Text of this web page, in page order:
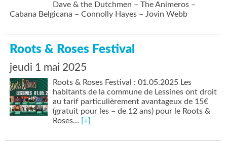
Dave & the Dutchmen – The Animeros –
Cabana Belgicana – Connolly Hayes – Jovin Webb
Roots & Roses Festival
jeudi 1 mai 2025
Roots & Roses Festival : 01.05.2025 Les
habitants de la commune de Lessines ont droit
au tarif particulièrement avantageux de 15€
(gratuit pour les – de 12 ans) pour le Roots &
Roses… [+]